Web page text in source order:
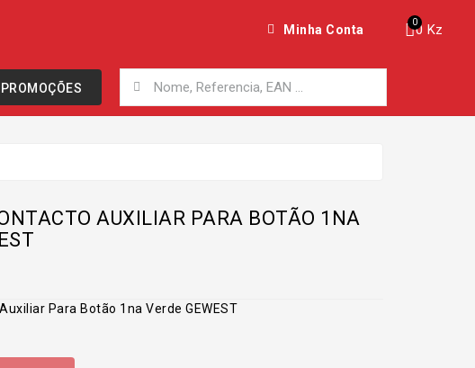
Minha Conta 0 Kz
PROMOÇÕES
AUXILIAR PARA BOTÃO 1NA
Para Botão 1na Verde GEWEST